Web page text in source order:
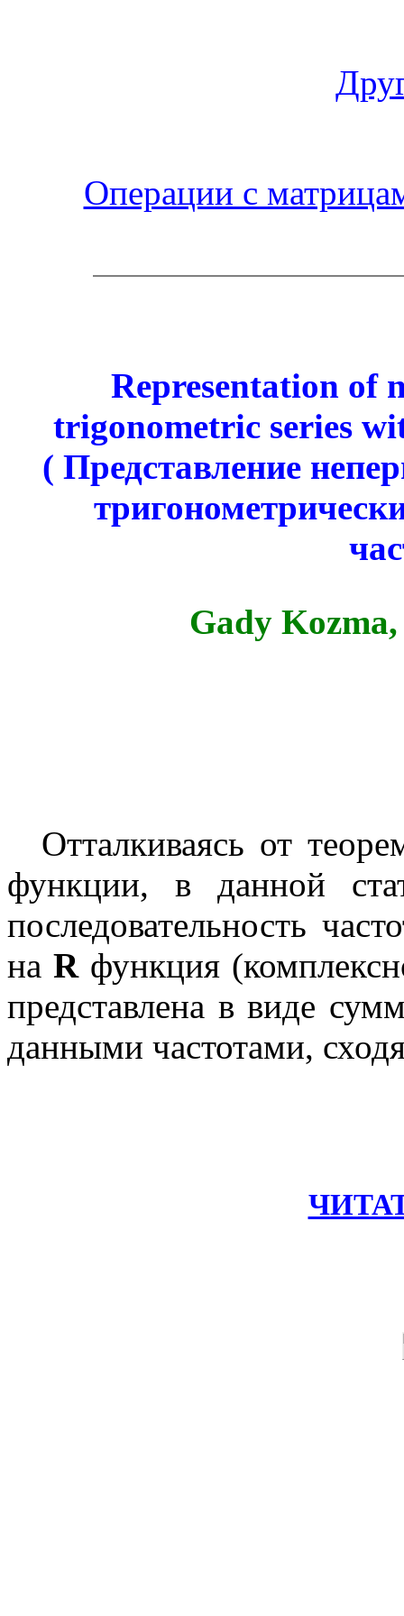
Операции с
Representation of
trigonometric series
( Представление
Gady Kozma
Отталкиваясь от
функции, в данной
последовательность
на Rфункция
представлена в виде
данными частотами,